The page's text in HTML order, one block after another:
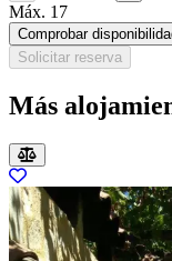
Máx. 17
Comprobar
Solicitar reserva
Más